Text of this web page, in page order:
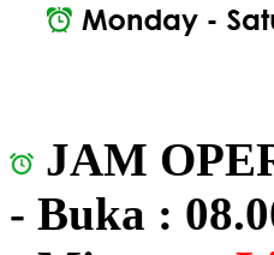
JAM
- Buka :